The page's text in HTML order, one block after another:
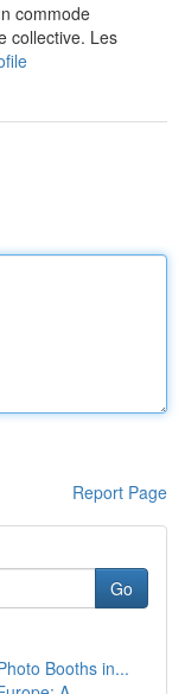
commode
collective. Les
Report Page
Go
Booths in...